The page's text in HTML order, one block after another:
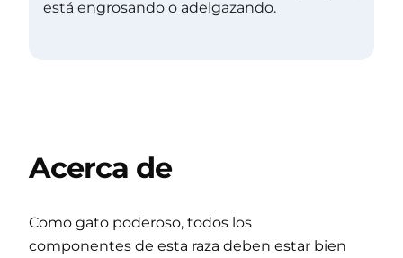
está engrosando o adelgazando.
Acerca de
Como gato poderoso, todos los
componentes de esta raza deben estar bien